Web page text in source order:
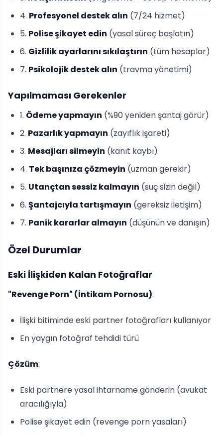
4. Profesyonel destek alın (7/24 hizmet)
5. Polise şikayet edin (yasal süreç başlatın)
6. Gizlilik ayarlarını sıkılaştırın (tüm hesaplar)
7. Psikolojik destek alın (travma yönetimi)
Yapılmaması Gerekenler
1. Ödeme yapmayın (%90 yeniden şantaj görür)
2. Pazarlık yapmayın (zayıflık işareti)
3. Mesajları silmeyin (kanıt kaybı)
4. Tek başınıza çözmeyin (uzman gerekir)
5. Utançtan sessiz kalmayın (suç sizin değil)
6. Şantajcıyla tartışmayın (gereksiz iletişim)
7. Panik kararlar almayın (düşünün ve danışın)
Özel Durumlar
Eski İlişkiden Kalan Fotoğraflar
"Revenge Porn" (İntikam Pornosu):
İlişki bitiminde eski partner fotoğrafları kullanıyor
En yaygın fotoğraf tehdidi türü
Çözüm:
Eski partnere yasal ihtarname gönderin (avukat
aracılığıyla)
Polise şikayet edin (revenge porn yasaları)